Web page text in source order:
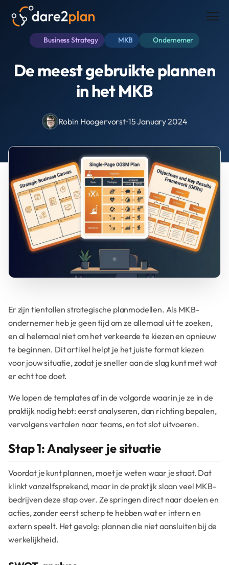
Business Strategy MKB Ondernemer
De meest gebruikte plannen
in het MKB
Robin Hoogervorst•15 January 2024
Er zijn tientallen strategische planmodellen. Als MKB-
ondernemer heb je geen tijd om ze allemaal uit te zoeken,
en al helemaal niet om het verkeerde te kiezen en opnieuw
te beginnen. Dit artikel helpt je het juiste format kiezen
voor jouw situatie, zodat je sneller aan de slag kunt met wat
er echt toe doet.
We lopen de templates af in de volgorde waarin je ze in de
praktijk nodig hebt: eerst analyseren, dan richting bepalen,
vervolgens vertalen naar teams, en tot slot uitvoeren.
Stap 1: Analyseer je situatie
Voordat je kunt plannen, moet je weten waar je staat. Dat
klinkt vanzelfsprekend, maar in de praktijk slaan veel MKB-
bedrijven deze stap over. Ze springen direct naar doelen en
acties, zonder eerst scherp te hebben wat er intern en
extern speelt. Het gevolg: plannen die niet aansluiten bij de
werkelijkheid.